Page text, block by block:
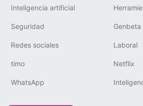
Inteligencia artificial
Seguridad Genbeta
Redes sociales Laboral
timo Netflix
WhatsApp